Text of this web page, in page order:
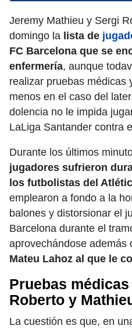
Jeremy Mathieu y Sergi
domingo la lista de
FC Barcelona que se
enfermería, aunque
realizar pruebas médicas
menos en el caso del
dolencia no le impida
LaLiga Santander contra
Durante los últimos
jugadores sufrieron
los futbolistas del
emplearon a fondo a la
balones y distorsionar el
Barcelona durante el
aprovechándose además
Mateu Lahoz al que le
Pruebas
Roberto y
La cuestión es que, en